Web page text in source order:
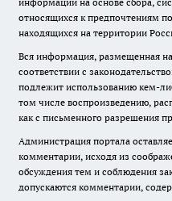
относящихся к предпочтениям
находящихся на территории
Вся информация, размещенная
соответствии с
подлежит использованию кем-
том числе воспроизведению,
как с письменного разрешения
Администрация портала
комментарии, исходя из
обсуждения тем и соблюдения
допускаются комментарии,